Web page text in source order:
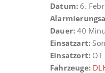
Datum: 6.
Dauer: 40
Einsatzart:
Einsatzort:
Fahrzeuge: